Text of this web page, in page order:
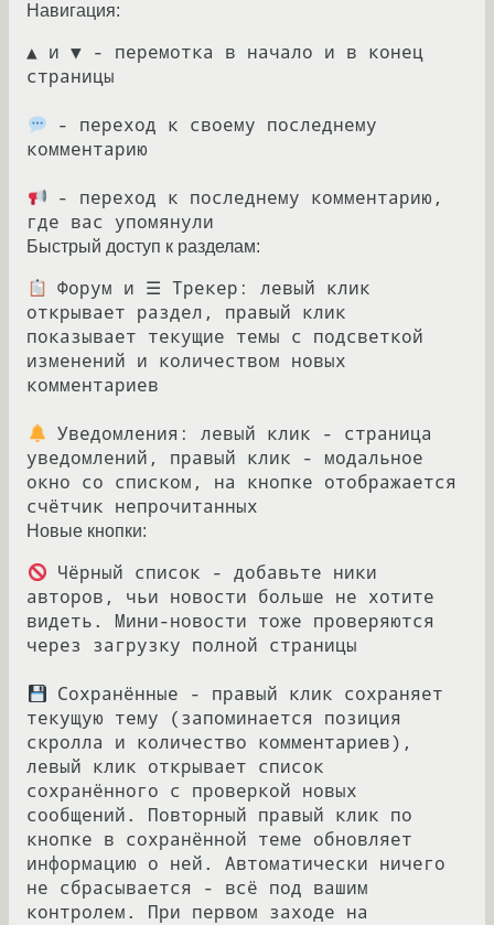
Навигация:
▲ и ▼ - перемотка в начало и в конец
страницы
- переход к своему последнему
комментарию
- переход к последнему комментарию,
Быстрый доступ к разделам:
Форум и ☰ Трекер: левый клик
открывает раздел, правый клик
показывает текущие темы с подсветкой
изменений и количеством новых
комментариев
Уведомления: левый клик - страница
уведомлений, правый клик - модальное
окно со списком, на кнопке отображается
Новые кнопки:
Чёрный список - добавьте ники
авторов, чьи новости больше не хотите
видеть. Мини-новости тоже проверяются
через загрузку полной страницы
Сохранённые - правый клик сохраняет
текущую тему (запоминается позиция
скролла и количество комментариев),
левый клик открывает список
сохранённого с проверкой новых
сообщений. Повторный правый клик по
кнопке в сохранённой теме обновляет
информацию о ней. Автоматически ничего
не сбрасывается - всё под вашим
контролем. При первом заходе на